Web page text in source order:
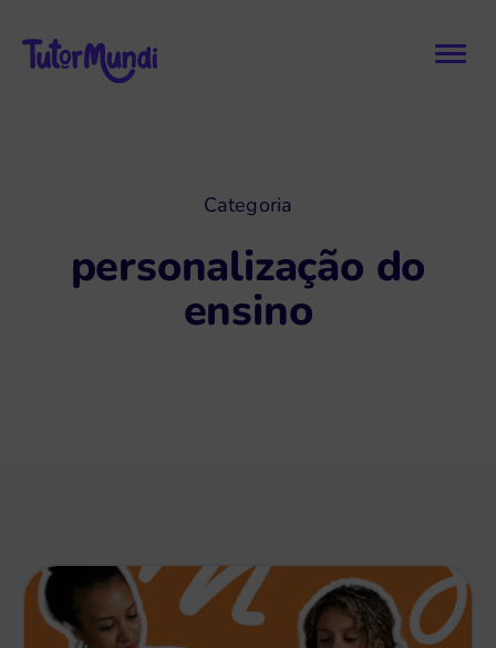
Categoria
personalização do
ensino